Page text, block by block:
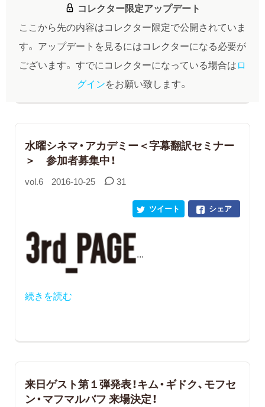
コレクター限定アップデート
ここから先の内容はコレクター限定で公開されていま
す。 アップデートを見るにはコレクターになる必要が
ございます。 すでにコレクターになっている場合はロ
グインをお願い致します。
水曜シネマ・アカデミー＜字幕翻訳セミナー
＞ 参加者募集中！
vol.6 2016-10-25 31
シェア
ツイート
...
続きを読む
来日ゲスト第１弾発表！キム・ギドク、モフセ
ン・マフマルバフ 来場決定！